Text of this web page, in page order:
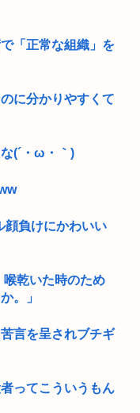
「正常な組織」を
に分かりやすくて
(´・ω・｀)
顔負けにかわいい
喉乾いた時のため
。」
言を呈されブチギ
ってこういうもん